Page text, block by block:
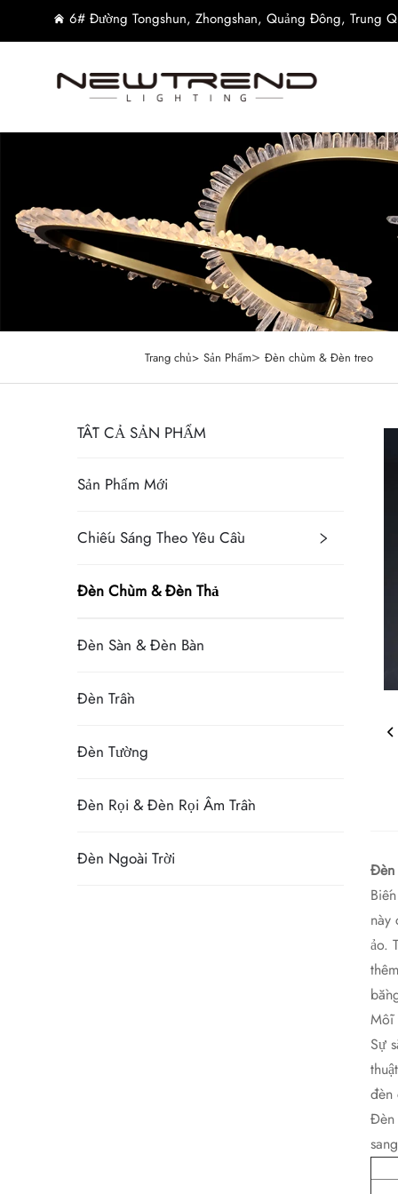
6# Đường Tongshun, Zhongshan, Quảng Đông, Trung
Trang chủ> Sản Phẩm> Đèn chùm & Đèn treo
TẤT CẢ SẢN PHẨM
Sản Phẩm Mới
Chiếu Sáng Theo Yêu Cầu
Đèn Chùm & Đèn Thả
Đèn Sàn & Đèn Bàn
Đèn Trần
Đèn Tường
Đèn Rọi & Đèn Rọi Âm Trần
Đèn Ngoài Trời
Đèn
này
ảo.
Mỗi
Sự
đèn
Đèn